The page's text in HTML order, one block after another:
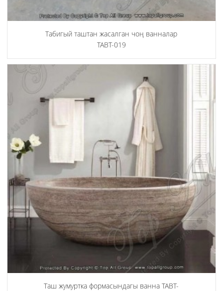
Табигый таштан жасалган чоң ванналар
TABT-019
Таш жумуртка формасындагы ванна TABT-